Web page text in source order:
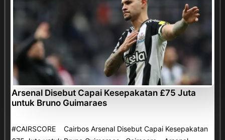
Arsenal Disebut Capai Kesepakatan £75 Juta
untuk Bruno Guimaraes
#CAIRSCORE Cairbos Arsenal Disebut Capai Kesepakatan